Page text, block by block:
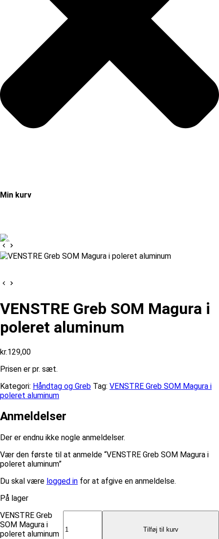
Min kurv
VENSTRE Greb SOM Magura i
poleret aluminum
kr.129,00
Prisen er pr. sæt.
Kategori: Håndtag og Greb Tag: VENSTRE Greb SOM Magura i
poleret aluminum
Anmeldelser
Der er endnu ikke nogle anmeldelser.
Vær den første til at anmelde “VENSTRE Greb SOM Magura i
poleret aluminum”
Du skal være logged in for at afgive en anmeldelse.
På lager
VENSTRE Greb
SOM Magura i
poleret aluminum
Tilføj til kurv